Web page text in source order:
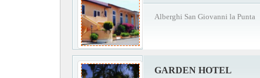
Alberghi San Giovanni la Punta
GARDEN HOTEL